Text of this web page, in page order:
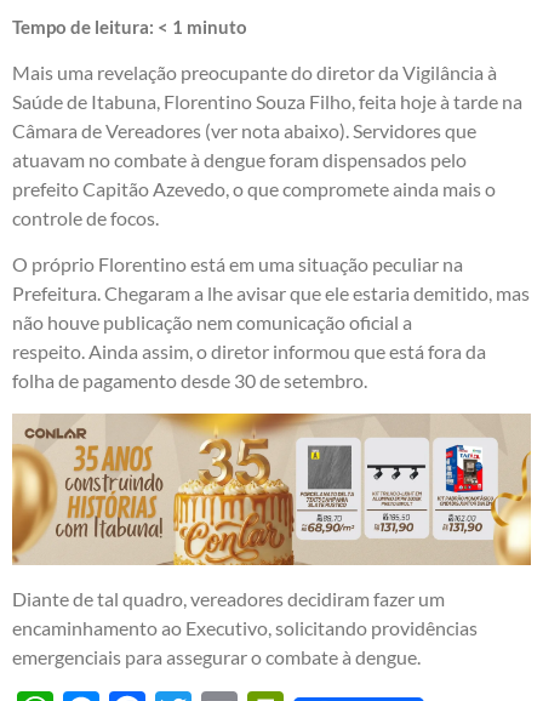
Tempo de leitura: < 1 minuto
Mais uma revelação preocupante do diretor da Vigilância à
Saúde de Itabuna, Florentino Souza Filho, feita hoje à tarde na
Câmara de Vereadores (ver nota abaixo). Servidores que
atuavam no combate à dengue foram dispensados pelo
prefeito Capitão Azevedo, o que compromete ainda mais o
controle de focos.
O próprio Florentino está em uma situação peculiar na
Prefeitura. Chegaram a lhe avisar que ele estaria demitido, mas
não houve publicação nem comunicação oficial a
respeito. Ainda assim, o diretor informou que está fora da
folha de pagamento desde 30 de setembro.
Diante de tal quadro, vereadores decidiram fazer um
encaminhamento ao Executivo, solicitando providências
emergenciais para assegurar o combate à dengue.